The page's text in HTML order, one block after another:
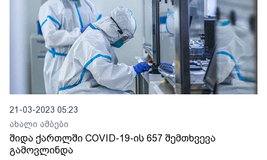
21-03-2023 05:23
ახალი ამბები
შიდა ქართლში COVID-19-ის 657 შემთხვევა
გამოვლინდა